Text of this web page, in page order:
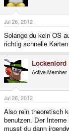
Jul 26, 2012
Solange du kein OS
richtig schnelle
Lockenlord
Active Member
Jul 26, 2012
Also rein theoretisch
benutzen. Der
musst du dann